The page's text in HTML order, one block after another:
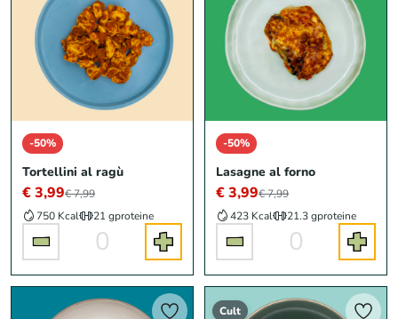
-50%
Tortellini al ragù
€ 3,99€ 7,99
750 Kcal
21 gproteine
0
-50%
Lasagne al forno
€ 3,99€ 7,99
423 Kcal
21.3 gproteine
0
Cult